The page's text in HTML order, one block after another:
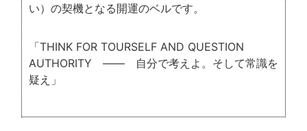
い）の契機となる開運のベルです。
「THINK FOR TOURSELF AND QUESTION
AUTHORITY ―― 自分で考えよ。そして常識を
疑え」